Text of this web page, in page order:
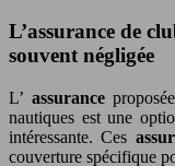
L’assurance de
souvent négligée
L’ assurance
nautiques est une
intéressante. Ces
couverture spécifique